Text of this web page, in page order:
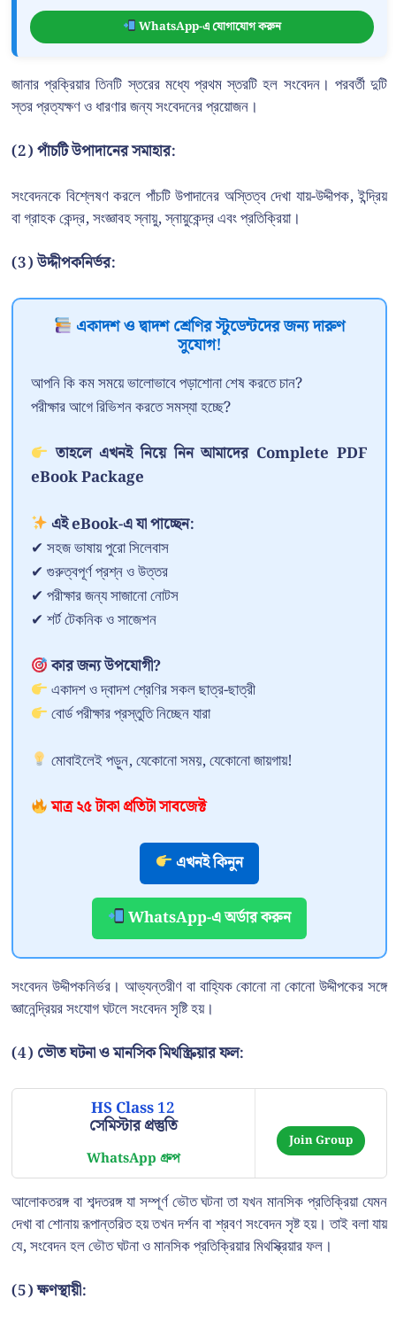
WhatsApp-এ যোগাযোগ করুন
জানার প্রক্রিয়ার তিনটি স্তরের মধ্যে প্রথম স্তরটি হল সংবেদন। পরবর্তী দুটি
স্তর প্রত্যক্ষণ ও ধারণার জন্য সংবেদনের প্রয়োজন।
(2)পাঁচটি উপাদানের সমাহার:
সংবেদনকে বিশ্লেষণ করলে পাঁচটি উপাদানের অস্তিত্ব দেখা যায়-উদ্দীপক, ইন্দ্রিয়
বা গ্রাহক কেন্দ্র, সংজ্ঞাবহ স্নায়ু, স্নায়ুকেন্দ্র এবং প্রতিক্রিয়া।
(3)উদ্দীপকনির্ভর:
একাদশ ও দ্বাদশ শ্রেণির স্টুডেন্টদের জন্য দারুণ
সুযোগ!
আপনি কি কম সময়ে ভালোভাবে পড়াশোনা শেষ করতে চান?
পরীক্ষার আগে রিভিশন করতে সমস্যা হচ্ছে?
তাহলে এখনই নিয়ে নিন আমাদের Complete PDF
eBook Package
এই eBook-এ যা পাচ্ছেন:
✔ সহজ ভাষায় পুরো সিলেবাস
✔ গুরুত্বপূর্ণ প্রশ্ন ও উত্তর
✔ পরীক্ষার জন্য সাজানো নোটস
✔ শর্ট টেকনিক ও সাজেশন
কার জন্য উপযোগী?
একাদশ ও দ্বাদশ শ্রেণির সকল ছাত্র-ছাত্রী
বোর্ড পরীক্ষার প্রস্তুতি নিচ্ছেন যারা
মোবাইলেই পড়ুন, যেকোনো সময়, যেকোনো জায়গায়!
মাত্র ২৫ টাকা প্রতিটা সাবজেক্ট
এখনই কিনুন
WhatsApp-এ অর্ডার করুন
সংবেদন উদ্দীপকনির্ভর। আভ্যন্তরীণ বা বাহ্যিক কোনো না কোনো উদ্দীপকের সঙ্গে
জ্ঞানেন্দ্রিয়র সংযোগ ঘটলে সংবেদন সৃষ্টি হয়।
(4) ভৌত ঘটনা ও মানসিক মিথস্ক্রিয়ার ফল:
HS Class 12
সেমিস্টার প্রস্তুতি
WhatsApp গ্রুপ
Join Group
আলোকতরঙ্গ বা শব্দতরঙ্গ যা সম্পূর্ণ ভৌত ঘটনা তা যখন মানসিক প্রতিক্রিয়া যেমন
দেখা বা শোনায় রূপান্তরিত হয় তখন দর্শন বা শ্রবণ সংবেদন সৃষ্ট হয়। তাই বলা যায়
যে, সংবেদন হল ভৌত ঘটনা ও মানসিক প্রতিক্রিয়ার মিথস্ক্রিয়ার ফল।
(5)ক্ষণস্থায়ী: